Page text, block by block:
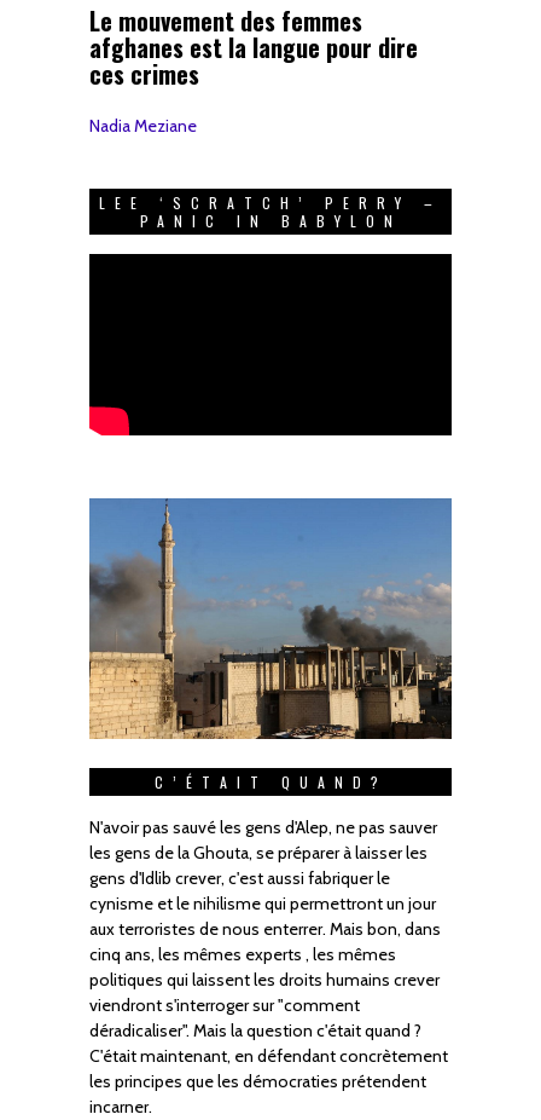
Le mouvement des femmes
afghanes est la langue pour dire
ces crimes
Nadia Meziane
LEE ‘SCRATCH’ PERRY –
PANIC IN BABYLON
C’ÉTAIT QUAND?
N'avoir pas sauvé les gens d'Alep, ne pas sauver
les gens de la Ghouta, se préparer à laisser les
gens d'Idlib crever, c'est aussi fabriquer le
cynisme et le nihilisme qui permettront un jour
aux terroristes de nous enterrer. Mais bon, dans
cinq ans, les mêmes experts , les mêmes
politiques qui laissent les droits humains crever
viendront s'interroger sur "comment
déradicaliser". Mais la question c'était quand ?
C'était maintenant, en défendant concrètement
les principes que les démocraties prétendent
incarner.